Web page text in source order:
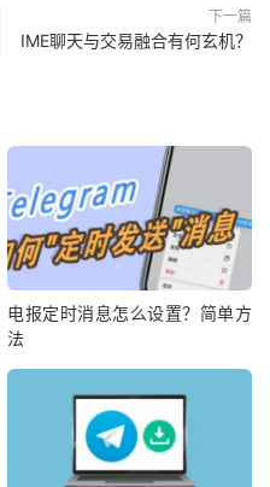
下一篇
IME聊天与交易融合有何玄机？
电报定时消息怎么设置？简单方
法